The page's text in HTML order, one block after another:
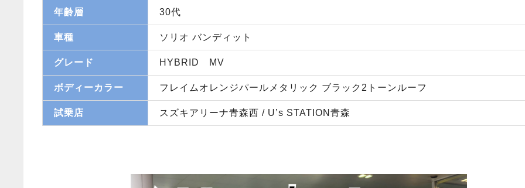
年齢層 30代
車種 ソリオ バンディット
グレード HYBRID MV
ボディーカラー フレイムオレンジパールメタリック ブラック2トーンルーフ
試乗店 スズキアリーナ青森西 / U’s STATION青森